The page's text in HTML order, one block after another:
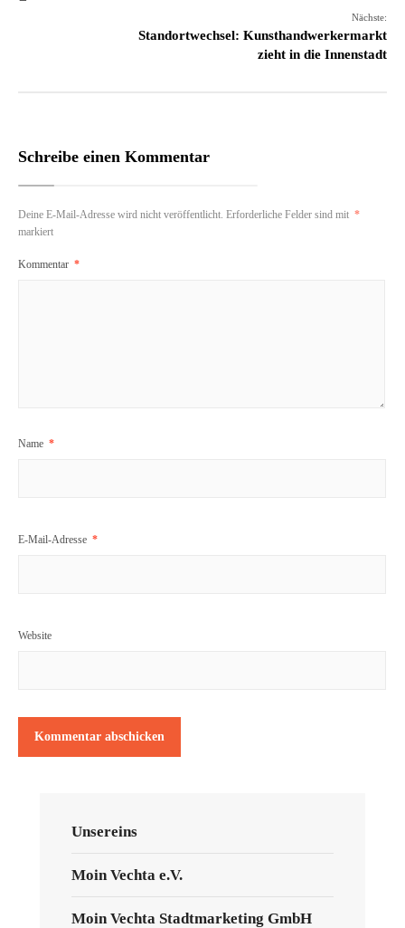
Nächste:
Standortwechsel: Kunsthandwerkermarkt
zieht in die Innenstadt
Schreibe einen Kommentar
Deine E-Mail-Adresse wird nicht veröffentlicht. Erforderliche Felder sind mit *
markiert
Kommentar *
Name *
E-Mail-Adresse *
Website
Unsereins
Moin Vechta e.V.
Moin Vechta Stadtmarketing GmbH